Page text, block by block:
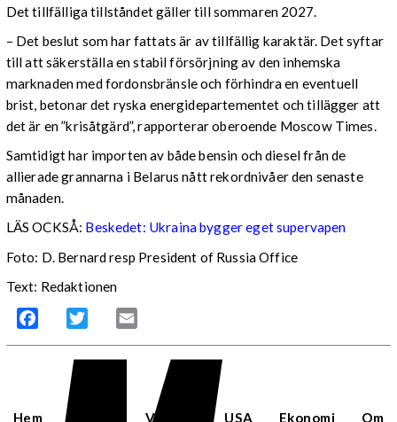
Det tillfälliga tillståndet gäller till sommaren 2027.
– Det beslut som har fattats är av tillfällig karaktär. Det syftar
till att säkerställa en stabil försörjning av den inhemska
marknaden med fordonsbränsle och förhindra en eventuell
brist, betonar det ryska energidepartementet och tillägger att
det är en ”krisåtgärd”, rapporterar oberoende Moscow Times.
Samtidigt har importen av både bensin och diesel från de
allierade grannarna i Belarus nått rekordnivåer den senaste
månaden.
LÄS OCKSÅ: Beskedet: Ukraina bygger eget supervapen
Foto: D. Bernard resp President of Russia Office
Text: Redaktionen
Facebook Twitter
Hem Världen USA Ekonomi Om